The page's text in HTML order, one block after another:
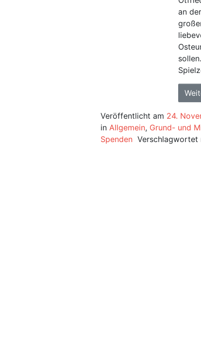
an
Veröffentlicht am 24.
in Allgemein, Grund- und
Spenden Verschlagwortet